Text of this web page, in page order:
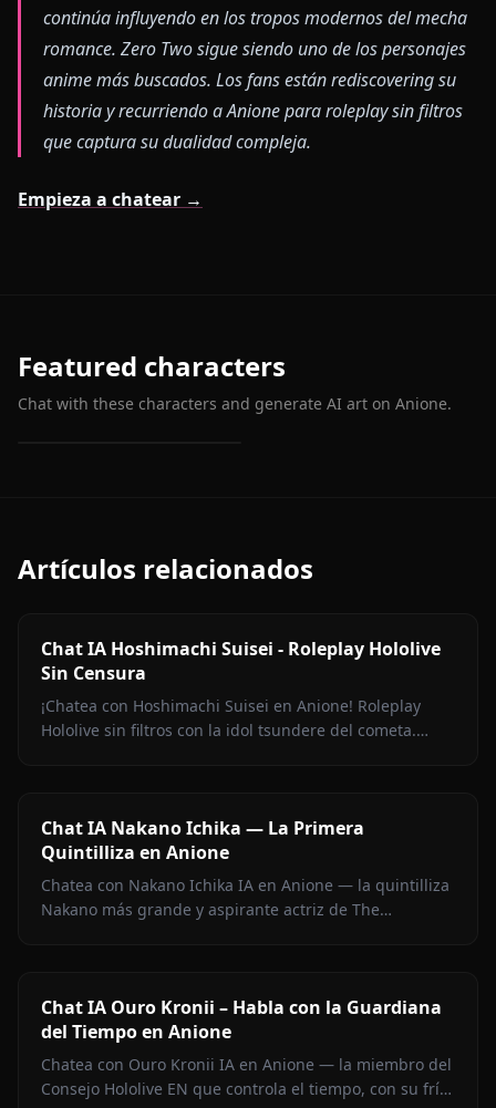
continúa influyendo en los tropos modernos del mecha
romance. Zero Two sigue siendo uno de los personajes
anime más buscados. Los fans están rediscovering su
historia y recurriendo a Anione para roleplay sin filtros
que captura su dualidad compleja.
Empieza a chatear →
Featured characters
Chat with these characters and generate AI art on Anione.
Artículos relacionados
Chat IA Hoshimachi Suisei - Roleplay Hololive
Sin Censura
¡Chatea con Hoshimachi Suisei en Anione! Roleplay
Hololive sin filtros con la idol tsundere del cometa.
Chat IA Nakano Ichika — La Primera
Quintilliza en Anione
Chatea con Nakano Ichika IA en Anione — la quintilliza
Nakano más grande y aspirante actriz de The
Chat IA Ouro Kronii – Habla con la Guardiana
del Tiempo en Anione
Chatea con Ouro Kronii IA en Anione — la miembro del
Consejo Hololive EN que controla el tiempo, con su frío